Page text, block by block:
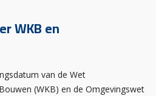
WKB en
van de Wet
(WKB) en de Omgevingswet